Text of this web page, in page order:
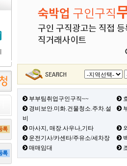
부부팀취업구인구직~~
경비보안.미화.건물청소.주차.설
비
마사지, 매장.사우나,기타
운전기사/카센타/주유소/세차장
매매임대